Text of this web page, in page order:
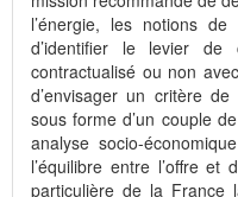
l’énergie, les notions
d’identifier le levier de
contractualisé ou non
d’envisager un critère
sous forme d’un couple
analyse socio-
l’équilibre entre l’offre
particulière de la France